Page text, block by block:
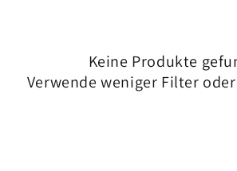
Keine Produkte
Verwende weniger Filter oder